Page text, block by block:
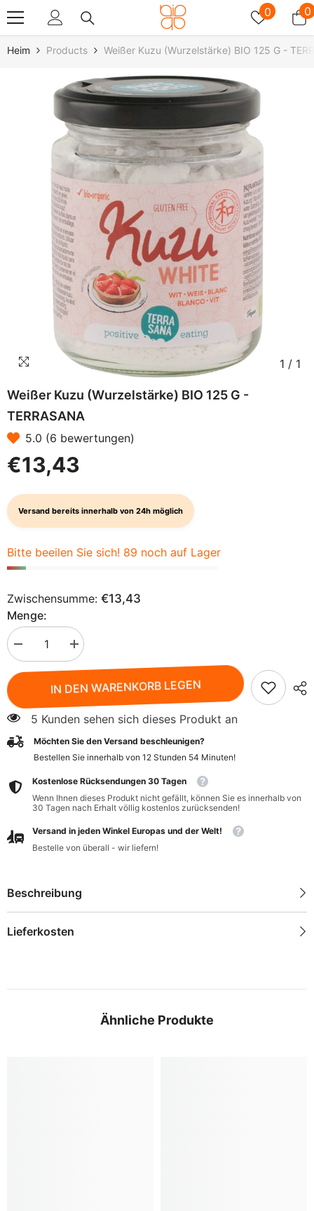
0 00
Heim Products Weißer Kuzu (Wurzelstärke) BIO 125 G -
1 / 1
Weißer Kuzu (Wurzelstärke) BIO 125 G -
TERRASANA
5.0 (6 bewertungen)
€13,43
Versand bereits innerhalb von 24h möglich
Bitte beeilen Sie sich! 89 noch auf Lager
Zwischensumme: €13,43
Menge:
verringern
für
BIO
125
g
-
TERRASANA
Menge
erhöhen
für
Kuzu
125
-
TERRASANA
IN DEN WARENKORB LEGEN
5 Kunden sehen sich dieses Produkt an
Möchten Sie den Versand beschleunigen?
Bestellen Sie innerhalb von 12 Stunden 54 Minuten!
Kostenlose Rücksendungen 30 Tagen
Wenn Ihnen dieses Produkt nicht gefällt, können Sie es innerhalb von
30 Tagen nach Erhalt völlig kostenlos zurücksenden!
Versand in jeden Winkel Europas und der Welt!
Bestelle von überall - wir liefern!
Beschreibung
Lieferkosten
Ähnliche Produkte